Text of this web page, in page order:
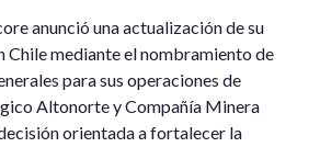
anunció una actualización de su
Chile mediante el nombramiento de
para sus operaciones de
Altonorte y Compañía Minera
orientada a fortalecer la